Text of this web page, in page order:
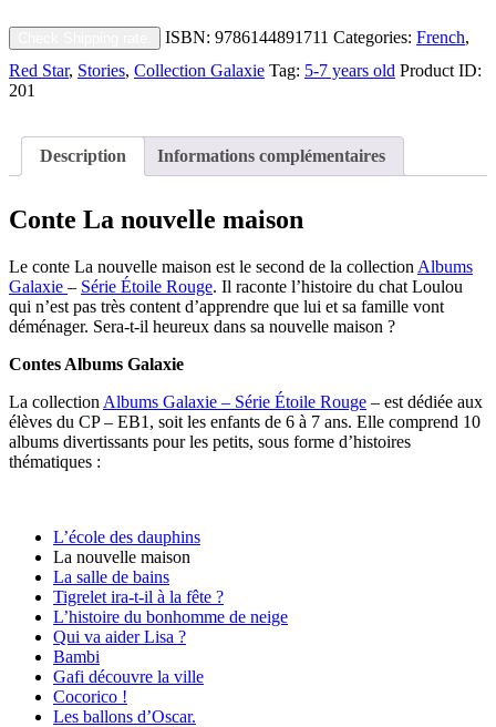
ISBN: 9786144891711 Categories: French,
Red Star, Stories, Collection Galaxie Tag: 5-7 years old Product ID:
201
Description Informations complémentaires
Conte La nouvelle maison
Le conte La nouvelle maison est le second de la collection Albums
Galaxie – Série Étoile Rouge. Il raconte l’histoire du chat Loulou
qui n’est pas très content d’apprendre que lui et sa famille vont
déménager. Sera-t-il heureux dans sa nouvelle maison ?
Contes Albums Galaxie
La collection Albums Galaxie – Série Étoile Rouge – est dédiée aux
élèves du CP – EB1, soit les enfants de 6 à 7 ans. Elle comprend 10
albums divertissants pour les petits, sous forme d’histoires
thématiques :
L’école des dauphins
La nouvelle maison
La salle de bains
Tigrelet ira-t-il à la fête ?
L’histoire du bonhomme de neige
Qui va aider Lisa ?
Bambi
Gafi découvre la ville
Cocorico !
Les ballons d’Oscar.